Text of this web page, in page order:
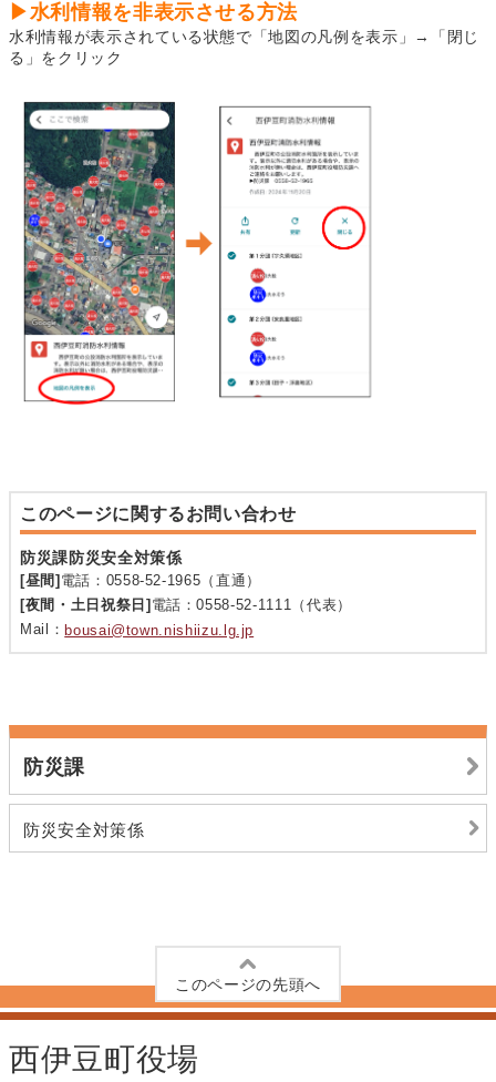
▶水利情報を非表示させる方法
水利情報が表示されている状態で「地図の凡例を表示」→「閉じ
る」をクリック
このページに関するお問い合わせ
防災課防災安全対策係
[昼間] 電話：0558-52-1965（直通）
[夜間・土日祝祭日] 電話：0558-52-1111（代表）
Mail：bousai@town.nishiizu.lg.jp
防災課
防災安全対策係
このページの先頭へ
西伊豆町役場